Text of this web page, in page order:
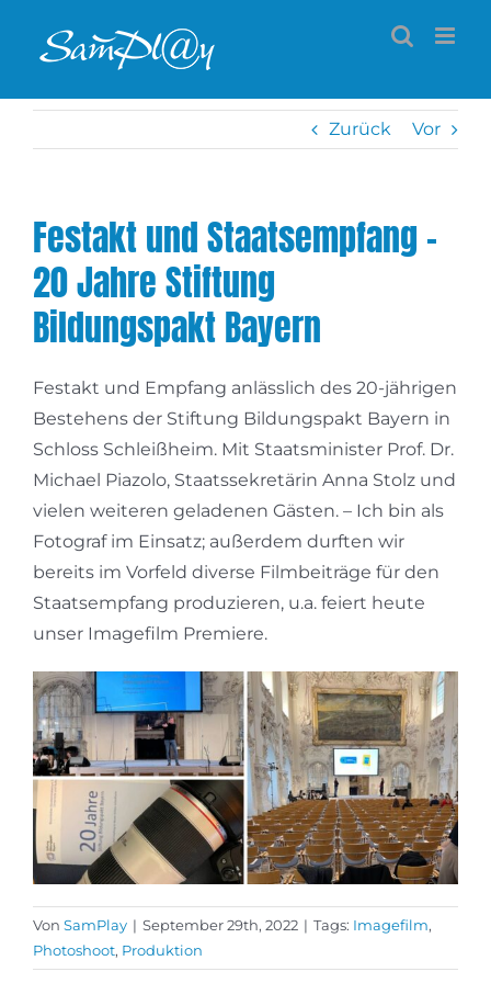
Inhalt
Zurück Vor
Festakt und Staatsempfang –
20 Jahre Stiftung
Bildungspakt Bayern
Festakt und Empfang anlässlich des 20-jährigen
Bestehens der Stiftung Bildungspakt Bayern in
Schloss Schleißheim. Mit Staatsminister Prof. Dr.
Michael Piazolo, Staatssekretärin Anna Stolz und
vielen weiteren geladenen Gästen. – Ich bin als
Fotograf im Einsatz; außerdem durften wir
bereits im Vorfeld diverse Filmbeiträge für den
Staatsempfang produzieren, u.a. feiert heute
unser Imagefilm Premiere.
Von SamPlay | September 29th, 2022 | Tags: Imagefilm,
Photoshoot, Produktion